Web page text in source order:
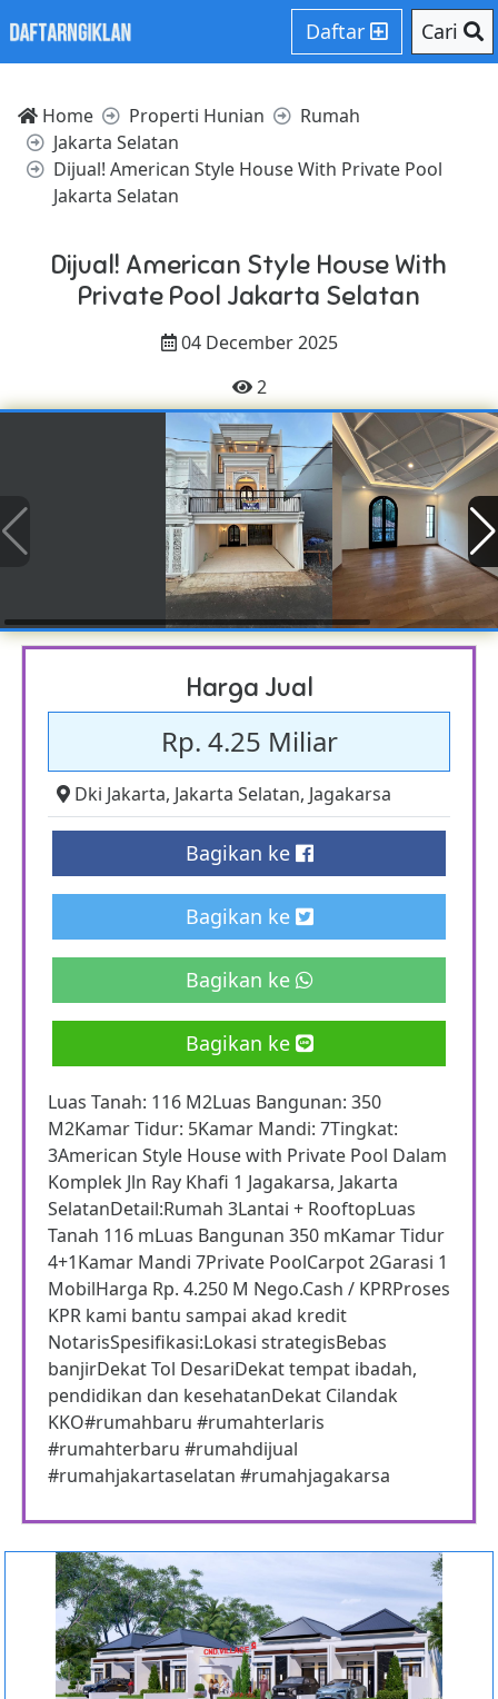
Daftar Cari
Home Properti Hunian
Rumah
Jakarta Selatan
Dijual! American Style House With Private Pool
Jakarta Selatan
Dijual! American Style House With
Private Pool Jakarta Selatan
04 December 2025
2
Harga Jual
Rp. 4.25 Miliar
Dki Jakarta, Jakarta Selatan, Jagakarsa
Bagikan ke
Bagikan ke
Bagikan ke
Bagikan ke
Luas Tanah: 116 M2Luas Bangunan: 350
M2Kamar Tidur: 5Kamar Mandi: 7Tingkat:
3American Style House with Private Pool Dalam
Komplek Jln Ray Khafi 1 Jagakarsa, Jakarta
SelatanDetail:Rumah 3Lantai + RooftopLuas
Tanah 116 mLuas Bangunan 350 mKamar Tidur
4+1Kamar Mandi 7Private PoolCarpot 2Garasi 1
MobilHarga Rp. 4.250 M Nego.Cash / KPRProses
KPR kami bantu sampai akad kredit
NotarisSpesifikasi:Lokasi strategisBebas
banjirDekat Tol DesariDekat tempat ibadah,
pendidikan dan kesehatanDekat Cilandak
KKO#rumahbaru #rumahterlaris
#rumahterbaru #rumahdijual
#rumahjakartaselatan #rumahjagakarsa